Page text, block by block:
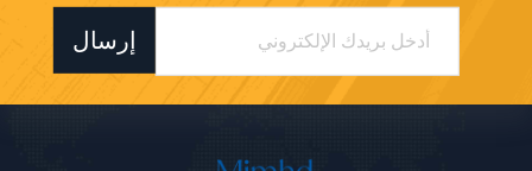
إرسال